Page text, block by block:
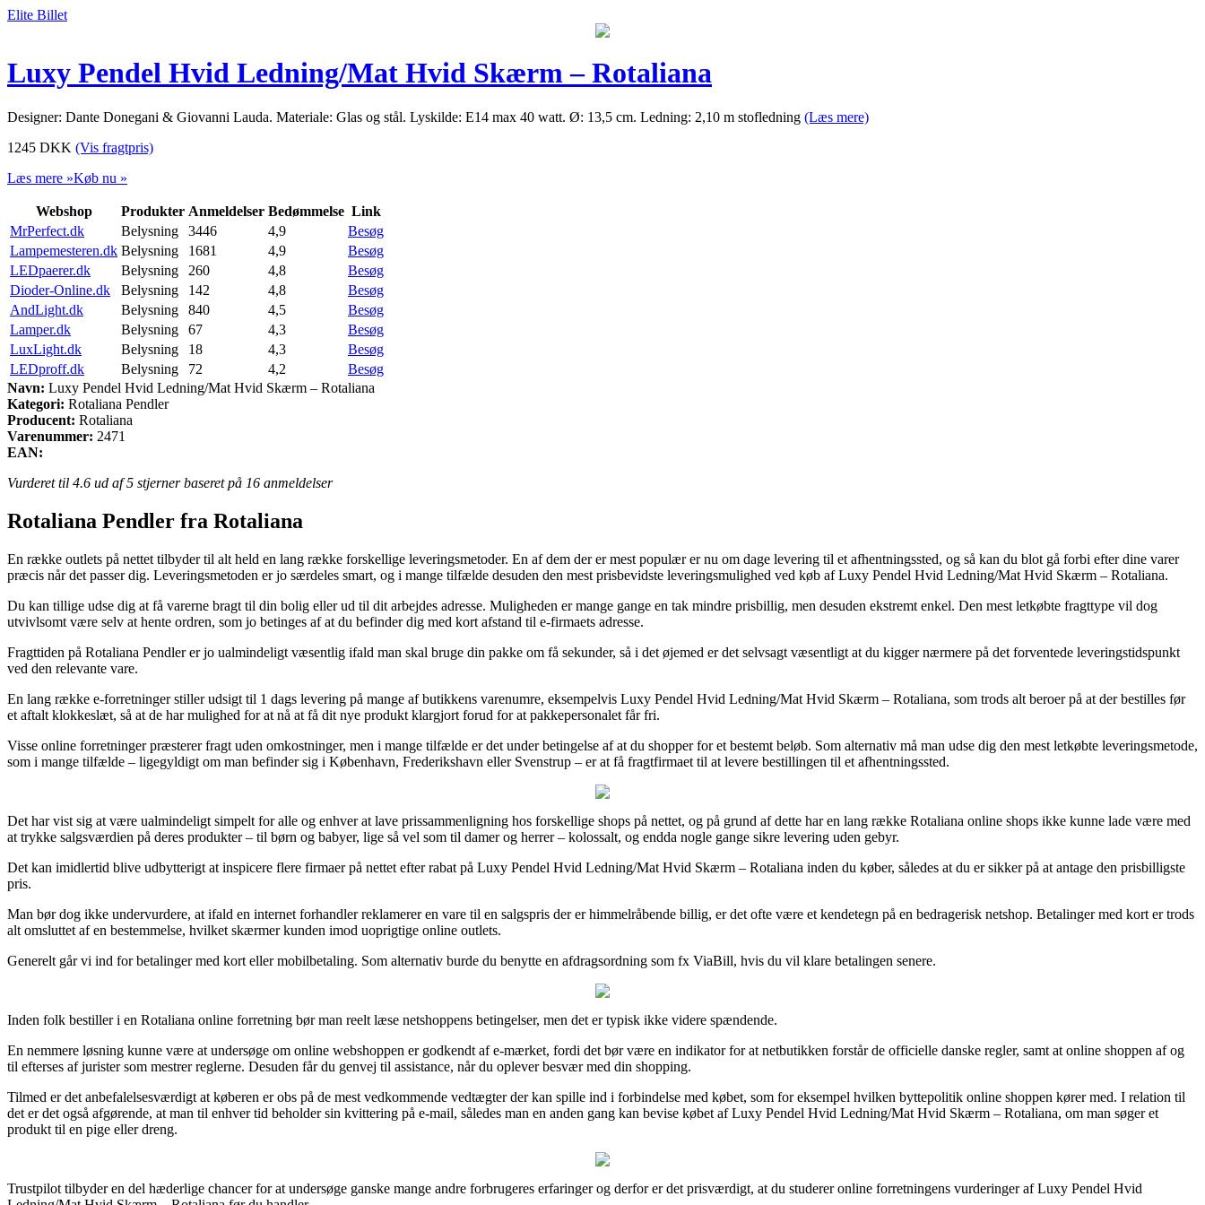
Elite Billet
Luxy Pendel Hvid Ledning/Mat Hvid Skærm – Rotaliana
Designer: Dante Donegani & Giovanni Lauda. Materiale: Glas og stål. Lyskilde: E14 max 40 watt. Ø: 13,5 cm. Ledning: 2,10 m stofledning (Læs mere)
1245 DKK (Vis fragtpris)
Læs mere »Køb nu »
Webshop Produkter Anmeldelser Bedømmelse Link
MrPerfect.dk
Belysning 3446 4,9
Besøg
Lampemesteren.dk Belysning 1681 4,9
Besøg
LEDpaerer.dk
Belysning 260 4,8
Besøg
Dioder-Online.dk
Belysning 142 4,8
Besøg
AndLight.dk
Belysning 840 4,5
Besøg
Lamper.dk
Belysning 67 4,3
Besøg
LuxLight.dk
Belysning 18 4,3
Besøg
LEDproff.dk
Belysning 72 4,2
Besøg
Navn: Luxy Pendel Hvid Ledning/Mat Hvid Skærm – Rotaliana
Kategori: Rotaliana Pendler
Producent: Rotaliana
Varenummer: 2471
EAN:
Vurderet til 4.6 ud af 5 stjerner baseret på 16 anmeldelser
Rotaliana Pendler fra Rotaliana
En række outlets på nettet tilbyder til alt held en lang række forskellige leveringsmetoder. En af dem der er mest populær er nu om dage levering til et afhentningssted, og så kan du blot gå forbi efter dine varer
præcis når det passer dig. Leveringsmetoden er jo særdeles smart, og i mange tilfælde desuden den mest prisbevidste leveringsmulighed ved køb af Luxy Pendel Hvid Ledning/Mat Hvid Skærm – Rotaliana.
Du kan tillige udse dig at få varerne bragt til din bolig eller ud til dit arbejdes adresse. Muligheden er mange gange en tak mindre prisbillig, men desuden ekstremt enkel. Den mest letkøbte fragttype vil dog
utvivlsomt være selv at hente ordren, som jo betinges af at du befinder dig med kort afstand til e-firmaets adresse.
Fragttiden på Rotaliana Pendler er jo ualmindeligt væsentlig ifald man skal bruge din pakke om få sekunder, så i det øjemed er det selvsagt væsentligt at du kigger nærmere på det forventede leveringstidspunkt
ved den relevante vare.
En lang række e-forretninger stiller udsigt til 1 dags levering på mange af butikkens varenumre, eksempelvis Luxy Pendel Hvid Ledning/Mat Hvid Skærm – Rotaliana, som trods alt beroer på at der bestilles før
et aftalt klokkeslæt, så at de har mulighed for at nå at få dit nye produkt klargjort forud for at pakkepersonalet får fri.
Visse online forretninger præsterer fragt uden omkostninger, men i mange tilfælde er det under betingelse af at du shopper for et bestemt beløb. Som alternativ må man udse dig den mest letkøbte leveringsmetode,
som i mange tilfælde – ligegyldigt om man befinder sig i København, Frederikshavn eller Svenstrup – er at få fragtfirmaet til at levere bestillingen til et afhentningssted.
Det har vist sig at være ualmindeligt simpelt for alle og enhver at lave prissammenligning hos forskellige shops på nettet, og på grund af dette har en lang række Rotaliana online shops ikke kunne lade være med
at trykke salgsværdien på deres produkter – til børn og babyer, lige så vel som til damer og herrer – kolossalt, og endda nogle gange sikre levering uden gebyr.
Det kan imidlertid blive udbytterigt at inspicere flere firmaer på nettet efter rabat på Luxy Pendel Hvid Ledning/Mat Hvid Skærm – Rotaliana inden du køber, således at du er sikker på at antage den prisbilligste
pris.
Man bør dog ikke undervurdere, at ifald en internet forhandler reklamerer en vare til en salgspris der er himmelråbende billig, er det ofte være et kendetegn på en bedragerisk netshop. Betalinger med kort er trods
alt omsluttet af en bestemmelse, hvilket skærmer kunden imod uoprigtige online outlets.
Generelt går vi ind for betalinger med kort eller mobilbetaling. Som alternativ burde du benytte en afdragsordning som fx ViaBill, hvis du vil klare betalingen senere.
Inden folk bestiller i en Rotaliana online forretning bør man reelt læse netshoppens betingelser, men det er typisk ikke videre spændende.
En nemmere løsning kunne være at undersøge om online webshoppen er godkendt af e-mærket, fordi det bør være en indikator for at netbutikken forstår de officielle danske regler, samt at online shoppen af og
til efterses af jurister som mestrer reglerne. Desuden får du genvej til assistance, når du oplever besvær med din shopping.
Tilmed er det anbefalelsesværdigt at køberen er obs på de mest vedkommende vedtægter der kan spille ind i forbindelse med købet, som for eksempel hvilken byttepolitik online shoppen kører med. I relation til
det er det også afgørende, at man til enhver tid beholder sin kvittering på e-mail, således man en anden gang kan bevise købet af Luxy Pendel Hvid Ledning/Mat Hvid Skærm – Rotaliana, om man søger et
produkt til en pige eller dreng.
Trustpilot tilbyder en del hæderlige chancer for at undersøge ganske mange andre forbrugeres erfaringer og derfor er det prisværdigt, at du studerer online forretningens vurderinger af Luxy Pendel Hvid